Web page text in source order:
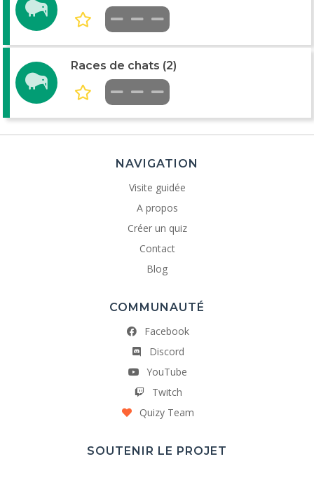
Races de chats (2)
NAVIGATION
Visite guidée
A propos
Créer un quiz
Contact
Blog
COMMUNAUTÉ
Facebook
Discord
YouTube
Twitch
Quizy Team
SOUTENIR LE PROJET